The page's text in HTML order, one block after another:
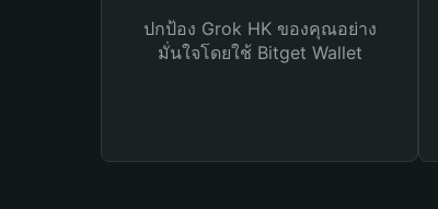
ปกป้อง Grok HK ของคุณอย่าง
มั่นใจโดยใช้ Bitget Wallet